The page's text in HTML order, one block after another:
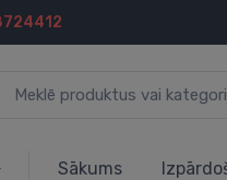
Sākums